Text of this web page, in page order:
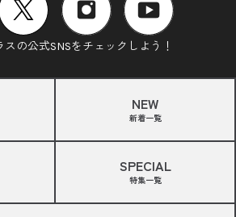
の公式SNSをチェックしよう！
NEW
新着一覧
SPECIAL
特集一覧